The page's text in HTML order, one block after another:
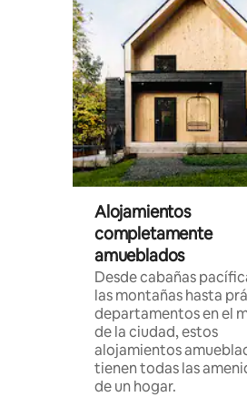
Alojamientos
completamente
amueblados
Desde cabañas
las montañas hasta
departamentos en el
de la ciudad, estos
alojamientos
tienen todas las
de un hogar.